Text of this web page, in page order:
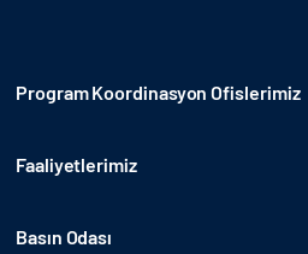
Program Koordinasyon Ofislerimiz
Faaliyetlerimiz
Basın Odası